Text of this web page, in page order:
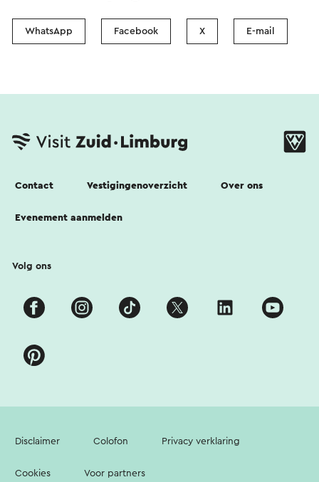
WhatsApp Facebook X E-mail
Contact Vestigingenoverzicht Over ons
Evenement aanmelden
Volg ons
Disclaimer Colofon Privacy verklaring
Cookies Voor partners